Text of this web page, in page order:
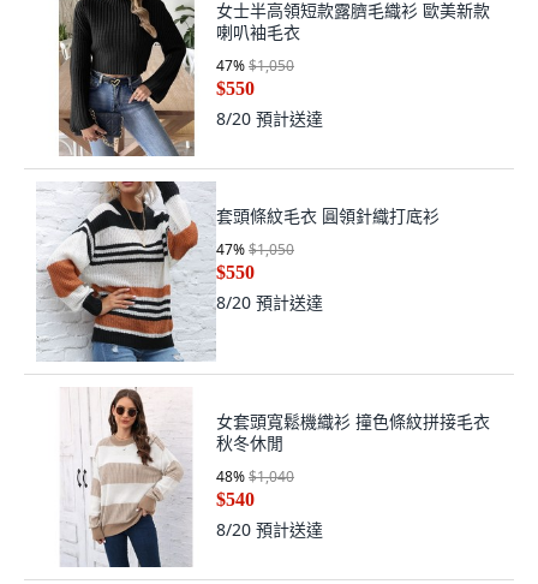
女士半高領短款露臍毛織衫 歐美新款
喇叭袖毛衣
47%$1,050
$550
8/20 預計送達
套頭條紋毛衣 圓領針織打底衫
47%$1,050
$550
8/20 預計送達
女套頭寬鬆機織衫 撞色條紋拼接毛衣
秋冬休閒
48%$1,040
$540
8/20 預計送達